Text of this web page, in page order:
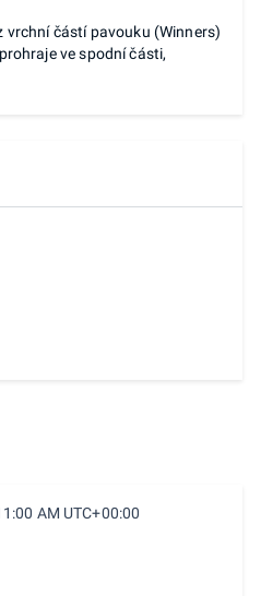
vrchní částí pavouku (Winners)
ve spodní části,
AM UTC+00:00